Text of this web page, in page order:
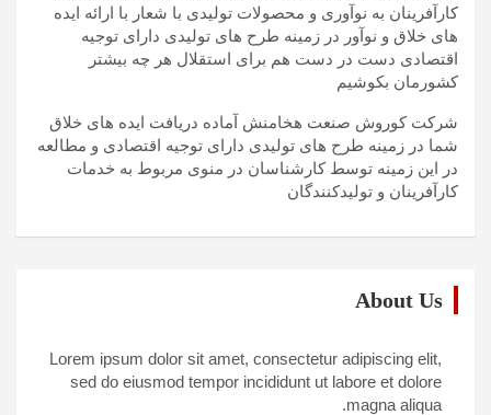
کارآفرینان به نوآوری و محصولات تولیدی با شعار با ارائه ایده
های خلاق و نوآور در زمینه طرح های تولیدی دارای توجیه
اقتصادی دست در دست هم برای استقلال هر چه بیشتر
کشورمان بکوشیم
شرکت کوروش صنعت هخامنش آماده دریافت ایده های خلاق
شما در زمینه طرح های تولیدی دارای توجیه اقتصادی و مطالعه
در این زمینه توسط کارشناسان در منوی مربوط به خدمات
کارآفرینان و تولیدکنندگان
About Us
Lorem ipsum dolor sit amet, consectetur adipiscing elit,
sed do eiusmod tempor incididunt ut labore et dolore
magna aliqua.